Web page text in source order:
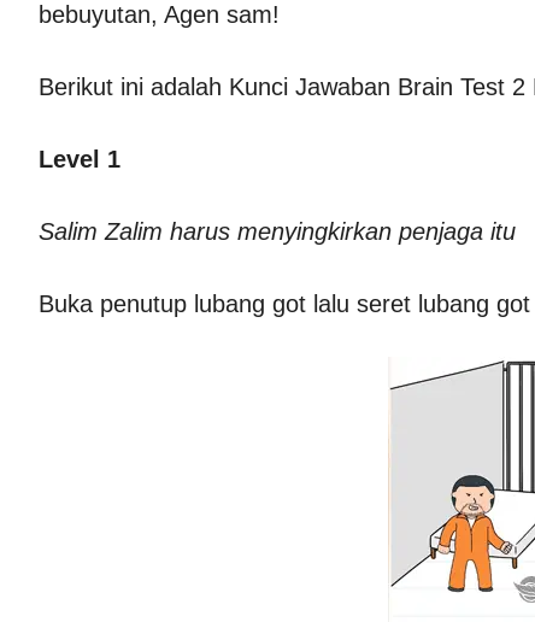
bebuyutan, Agen sam!
Berikut ini adalah Kunci Jawaban Brain Test
Level 1
Salim Zalim harus menyingkirkan penjaga itu
Buka penutup lubang got lalu seret lubang